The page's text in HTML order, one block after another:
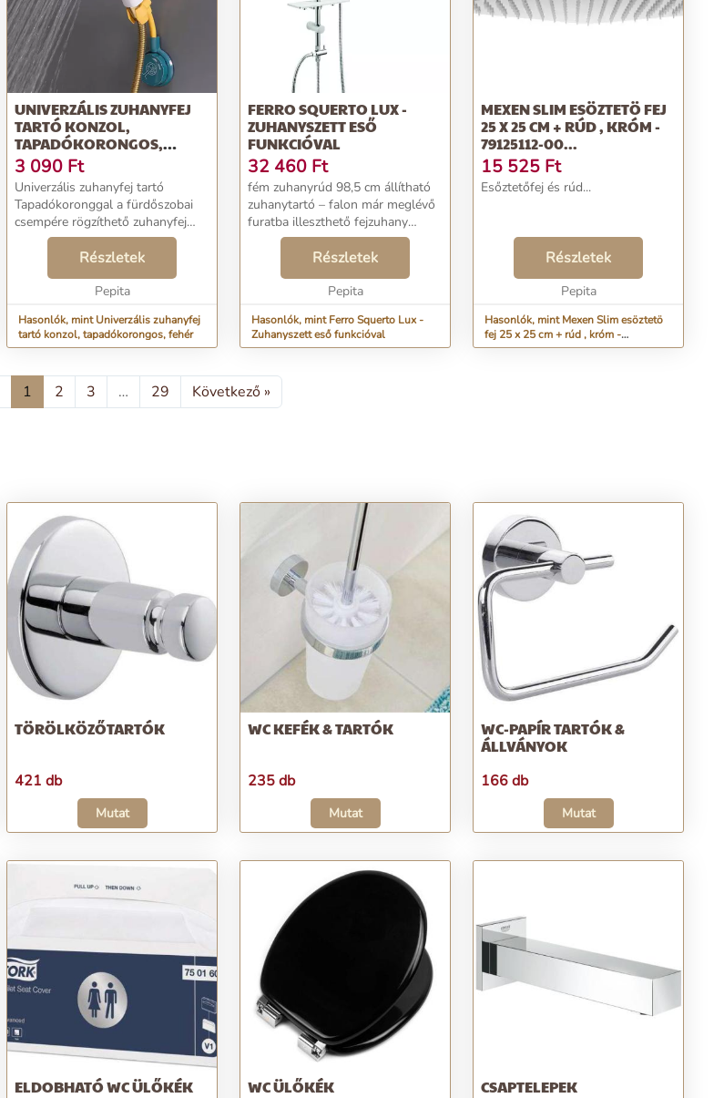
UNIVERZÁLIS ZUHANYFEJ
TARTÓ KONZOL,
TAPADÓKORONGOS,
FEHÉR
3 090 Ft
Univerzális zuhanyfej tartó
Tapadókoronggal a fürdőszobai
csempére rögzíthető zuhanyfej
konzol. Egyszerű, felszerelése
nem igényel semmilyen barkács
feladatot. Kényelmes a
használata, akár utazásokra ...
Részletek
Pepita
Hasonlók, mint Univerzális zuhanyfej
tartó konzol, tapadókorongos, fehér
FERRO SQUERTO LUX -
ZUHANYSZETT ESŐ
FUNKCIÓVAL
32 460 Ft
fém zuhanyrúd 98,5 cm állítható
zuhanytartó – falon már meglévő
furatba illeszthető fejzuhany
mérete 20x20 cm 1 funkciós
kézizuhany EasyClean a vízkő
gyors eltávolításához fém
zuhanycső 150 cm 50 cm c...
Részletek
Pepita
Hasonlók, mint Ferro Squerto Lux -
Zuhanyszett eső funkcióval
MEXEN SLIM ESÖZTETÖ FEJ
25 X 25 CM + RÚD , KRÓM -
79125112-00...
15 525 Ft
Esőztetőfej és rúd...
Részletek
Pepita
Hasonlók, mint Mexen Slim esöztetö
fej 25 x 25 cm + rúd , króm -
79125112-00...
1 2 3 … 29 Következő »
TÖRÖLKÖZŐTARTÓK
421 db
Mutat
WC KEFÉK & TARTÓK
235 db
Mutat
WC-PAPÍR TARTÓK &
ÁLLVÁNYOK
166 db
Mutat
ELDOBHATÓ WC ÜLŐKÉK WC ÜLŐKÉK CSAPTELEPEK